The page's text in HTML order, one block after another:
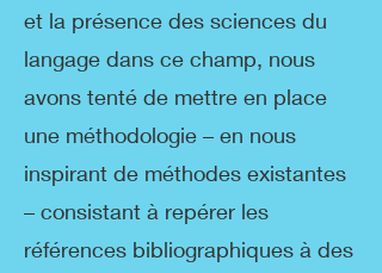
et la présence des sciences du
langage dans ce champ, nous
avons tenté de mettre en place
une méthodologie – en nous
inspirant de méthodes existantes
– consistant à repérer les
références bibliographiques à des